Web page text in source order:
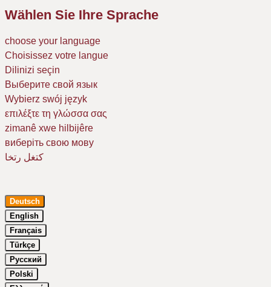
Wählen Sie Ihre Sprache
choose your language
Choisissez votre langue
Dilinizi seçin
Выберите свой язык
Wybierz swój język
επιλέξτε τη γλώσσα σας
zimanê xwe hilbijêre
виберіть свою мову
كتغل رتخا
Deutsch
English
Français
Türkçe
Русский
Polski
Um Ihr Erlebnis auf unserer Website zu verbessern, verwenden wir
Cookies. Dazu benötigen wir Ihre Einwilligung. Erfahren Sie mehr in
unserer